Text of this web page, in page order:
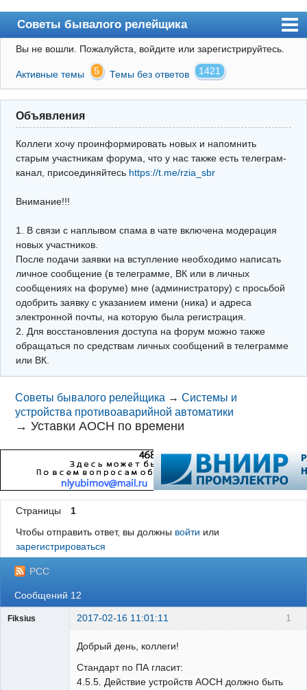
Советы бывалого релейщика
Форум
Правила
Поиск
Регистрация
Архив
Почта
Поиск релейщика
Видео РЗиА
Фотохостинг
Телеграм
Вы не вошли. Пожалуйста, войдите или зарегистрируйтесь.
Активные темы 5 Темы без ответов 1421
Объявления
Коллеги хочу проинформировать новых и напомнить
старым участникам форума, что у нас также есть телеграм-
канал, присоединяйтесь https://t.me/rzia_sbr
Внимание!!!
1. В связи с наплывом спама в чате включена модерация
новых участников.
После подачи заявки на вступление необходимо написать
личное сообщение (в телеграмме, ВК или в личных
сообщениях на форуме) мне (администратору) с просьбой
одобрить заявку с указанием имени (ника) и адреса
электронной почты, на которую была регистрация.
2. Для восстановления доступа на форум можно также
обращаться по средствам личных сообщений в телеграмме
или ВК.
Советы бывалого релейщика →Системы и
устройства противоаварийной автоматики
→Уставки АОСН по времени
Страницы
1
Чтобы отправить ответ, вы должны войти или
зарегистрироваться
РСС
Сообщений 12
1
Fiksius 2017-02-16 11:01:11
Добрый день, коллеги!
Стандарт по ПА гласит:
4.5.5. Действие устройств АОСН должно быть